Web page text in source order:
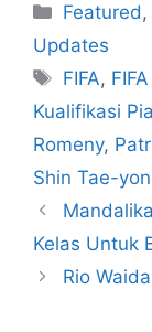
Featured,
Updates
FIFA,
Kualifikasi
Romeny,
Shin Tae-
Kelas Untuk
Rio